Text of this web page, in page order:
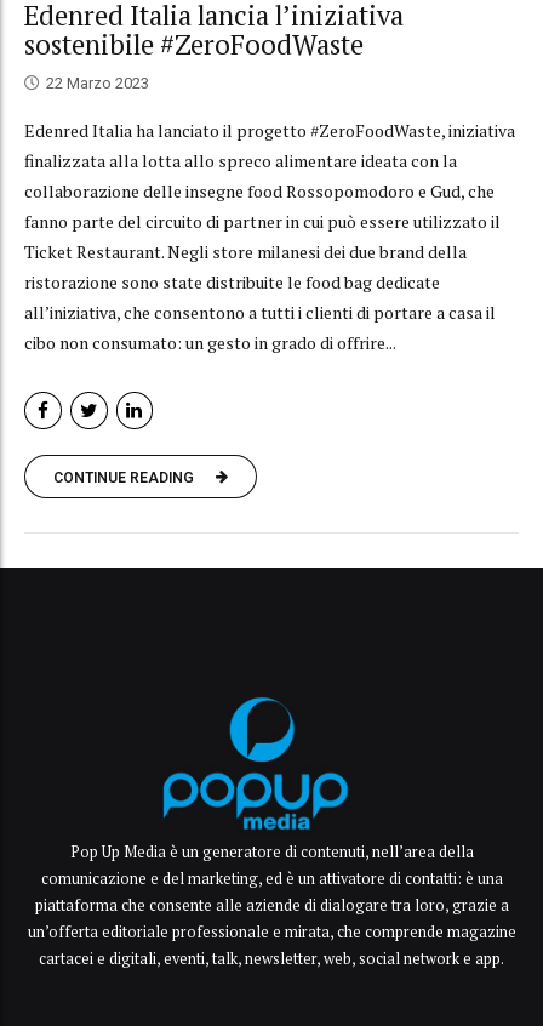
Edenred Italia lancia l’iniziativa
sostenibile #ZeroFoodWaste
22 Marzo 2023
Edenred Italia ha lanciato il progetto #ZeroFoodWaste, iniziativa
finalizzata alla lotta allo spreco alimentare ideata con la
collaborazione delle insegne food Rossopomodoro e Gud, che
fanno parte del circuito di partner in cui può essere utilizzato il
Ticket Restaurant. Negli store milanesi dei due brand della
ristorazione sono state distribuite le food bag dedicate
all’iniziativa, che consentono a tutti i clienti di portare a casa il
cibo non consumato: un gesto in grado di offrire...
CONTINUE READING
Pop Up Media è un generatore di contenuti, nell’area della
comunicazione e del marketing, ed è un attivatore di contatti: è una
piattaforma che consente alle aziende di dialogare tra loro, grazie a
un’offerta editoriale professionale e mirata, che comprende magazine
cartacei e digitali, eventi, talk, newsletter, web, social network e app.